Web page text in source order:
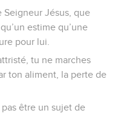
Seigneur Jésus, que
estime qu’une
pour lui.
tu ne marches
ton aliment, la perte de
être un sujet de